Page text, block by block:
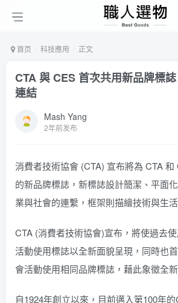
首页 科技應用 正文
CTA 與 CES 首次共用新品牌標
連結
Mash Yang
2年前发布
消費者技術協會 (CTA) 宣布將為 CTA
的新品牌標誌，新標誌設計簡潔、平面
業與社會的連繫，框架則描繪技術與生
CTA (消費者技術協會)宣布，將使過去
活動使用標誌以全新面貌呈現，同時也
會活動使用相同品牌標誌，藉此象徵全
自1924年創立以來，目前邁入第100年